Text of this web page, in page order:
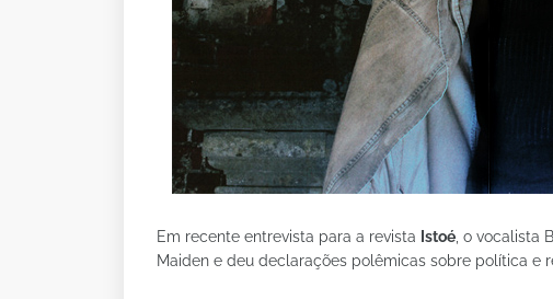
Em recente entrevista para a revista Istoé , o vocalista
Maiden e deu declarações polêmicas sobre política e